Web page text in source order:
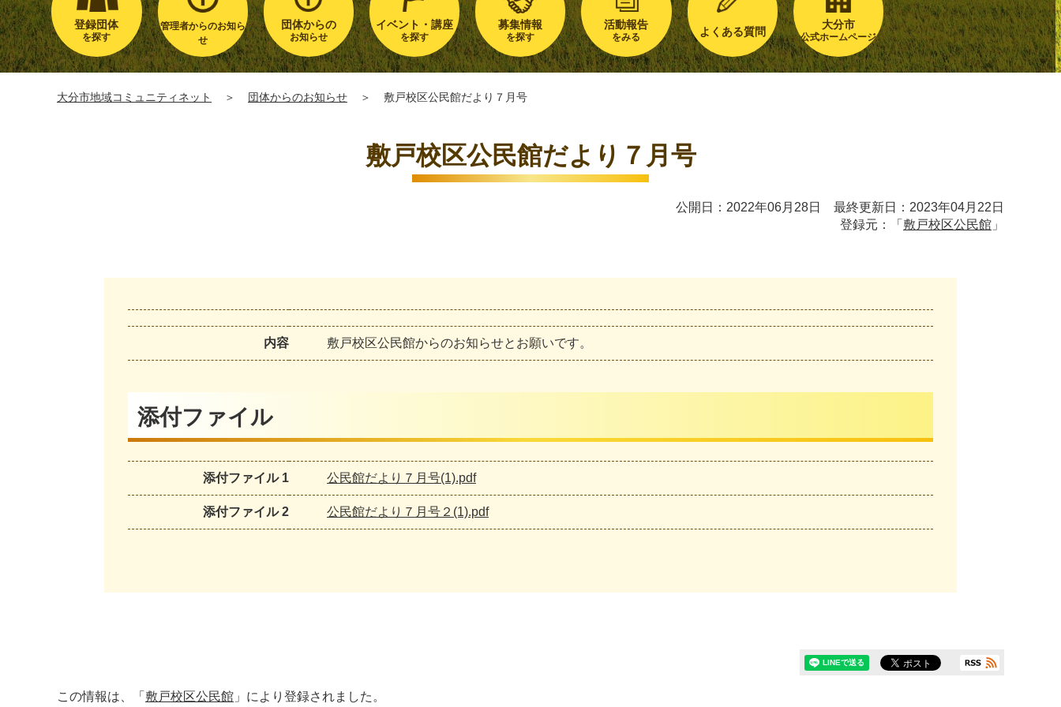
登録団体
を探す
管理者からのお知ら
せ
団体からの
お知らせ
イベント・講座
を探す
募集情報
を探す
活動報告
をみる よくある質問
大分市
公式ホームページ
大分市地域コミュニティネット ＞ 団体からのお知らせ ＞ 敷戸校区公民館だより７月号
敷戸校区公民館だより７月号
公開日：2022年06月28日 最終更新日：2023年04月22日
登録元：「 敷戸校区公民館 」
内容 敷 戸校区公民館からのお知らせと お願いです。
添付ファイル
添付ファイル 1 公民館だより７月号(1).pdf
添付ファイル 2 公民館だより７月号２(1).pdf
この情報は、「 敷戸校区公民館 」により登録されました。